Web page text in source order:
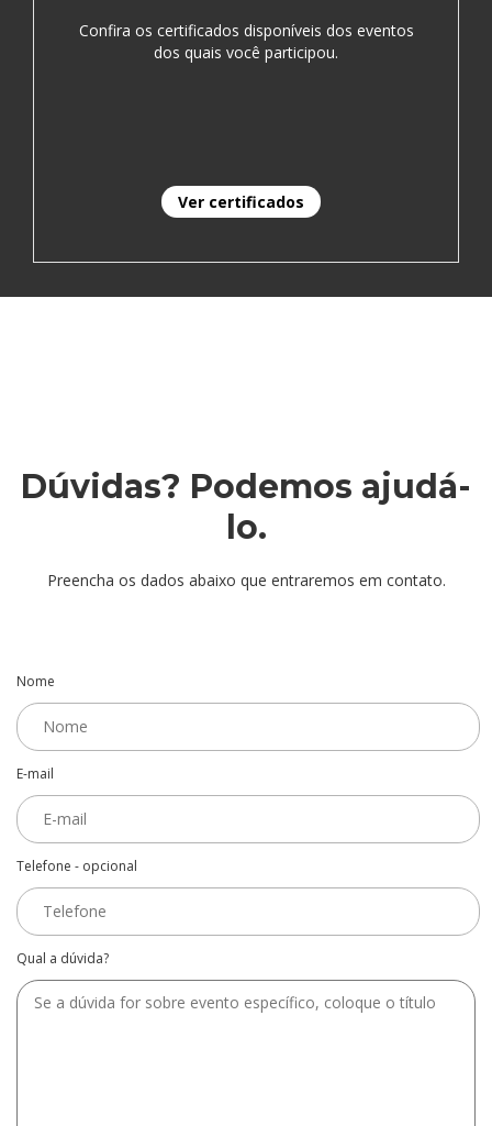
Confira os certificados disponíveis dos eventos
dos quais você participou.
Ver certificados
Dúvidas? Podemos ajudá-
lo.
Preencha os dados abaixo que entraremos em contato.
Nome
E-mail
Telefone - opcional
Qual a dúvida?